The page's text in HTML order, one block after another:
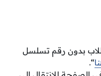
بدون رقم تسلسل
“.